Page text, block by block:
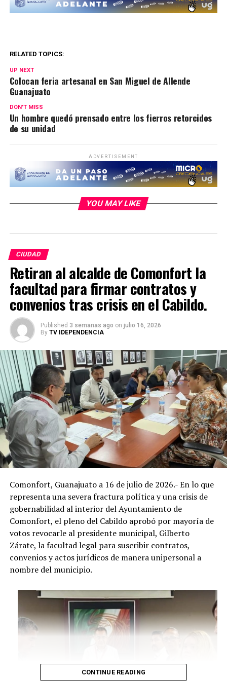
RELATED TOPICS:
UP NEXT
Colocan feria artesanal en San Miguel de Allende
Guanajuato
DON'T MISS
Un hombre quedó prensado entre los fierros retorcidos
de su unidad
ADVERTISEMENT
YOU MAY LIKE
CIUDAD
Retiran al alcalde de Comonfort la
facultad para firmar contratos y
convenios tras crisis en el Cabildo.
Published 3 semanas ago on julio 16, 2026
By TV IDEPENDENCIA
Comonfort, Guanajuato a 16 de julio de 2026.- En lo que
representa una severa fractura política y una crisis de
gobernabilidad al interior del Ayuntamiento de
Comonfort, el pleno del Cabildo aprobó por mayoría de
votos revocarle al presidente municipal, Gilberto
Zárate, la facultad legal para suscribir contratos,
convenios y actos jurídicos de manera unipersonal a
nombre del municipio.
CONTINUE READING